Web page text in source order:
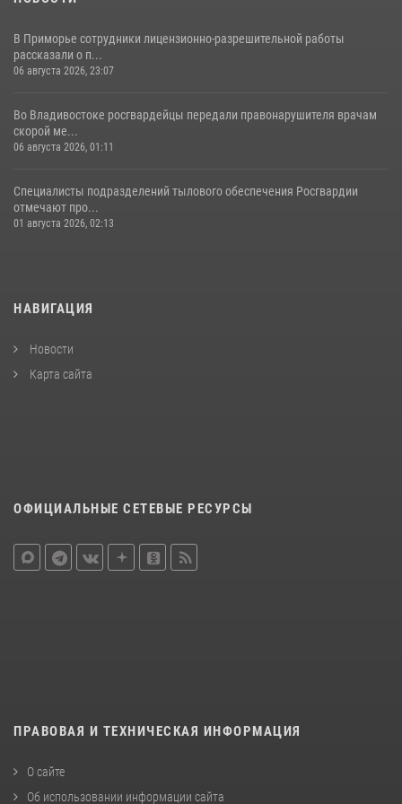
В Приморье сотрудники лицензионно-разрешительной работы
рассказали о п...
06 августа 2026, 23:07
Во Владивостоке росгвардейцы передали правонарушителя врачам
скорой ме...
06 августа 2026, 01:11
Специалисты подразделений тылового обеспечения Росгвардии
отмечают про...
01 августа 2026, 02:13
НАВИГАЦИЯ
Новости
Карта сайта
ОФИЦИАЛЬНЫЕ СЕТЕВЫЕ РЕСУРСЫ
ПРАВОВАЯ И ТЕХНИЧЕСКАЯ ИНФОРМАЦИЯ
О сайте
Об использовании информации сайта